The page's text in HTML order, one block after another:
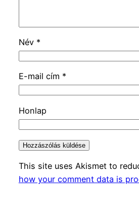
Név *
E-mail cím *
Honlap
This site uses Akismet to
how your comment data is